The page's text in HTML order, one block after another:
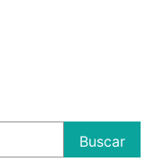
Buscar